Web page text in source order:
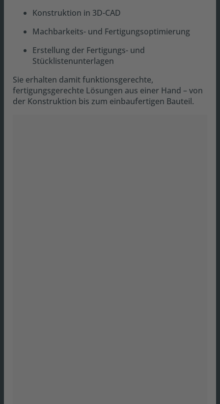
Konstruktion in 3D-CAD
Machbarkeits- und Fertigungsoptimierung
Erstellung der Fertigungs- und
Stücklistenunterlagen
Sie erhalten damit funktionsgerechte,
fertigungsgerechte Lösungen aus einer Hand – von
der Konstruktion bis zum einbaufertigen Bauteil.